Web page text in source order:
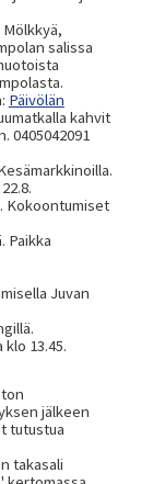
Mölkkyä,
salissa
Päivölän
kahvit
0405042091
Kokoontumiset
Paikka
Juvan
13.45.
jälkeen
tutustua
takasali